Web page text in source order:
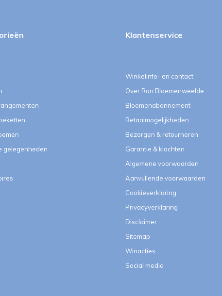
gelegenheden
Klantenservice
Winkelinfo- en contact
Over Ron Bloemenweelde
Bloemenabonnement
Betaalmogelijkheden
Bezorgen & retourneren
Garantie & klachten
Algemene voorwaarden
Aanvullende voorwaarden
Cookieverklaring
Privacyverklaring
Disclaimer
Sitemap
Winacties
Social media